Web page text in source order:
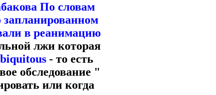
По словам
запланированном
в реанимацию
лжи которая
- то есть
обследование "
или когда